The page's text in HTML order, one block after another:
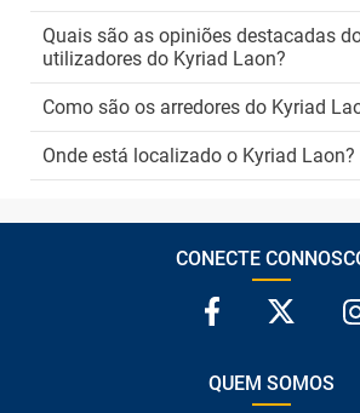
Quais são as opiniões destacadas
utilizadores do Kyriad Laon?
Como são os arredores do Kyriad
Onde está localizado o Kyriad Laon?
CONECTE
QUEM SOMOS